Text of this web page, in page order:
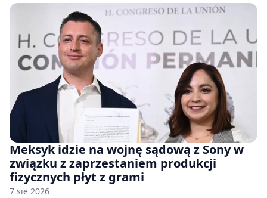
Meksyk idzie na wojnę sądową z Sony w
związku z zaprzestaniem produkcji
fizycznych płyt z grami
7 sie 2026